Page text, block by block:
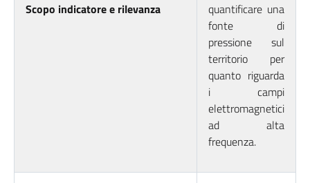
Scopo indicatore e rilevanza
quantificare una
fonte di
pressione sul
territorio per
quanto riguarda
i campi
elettromagnetici
ad alta
frequenza.